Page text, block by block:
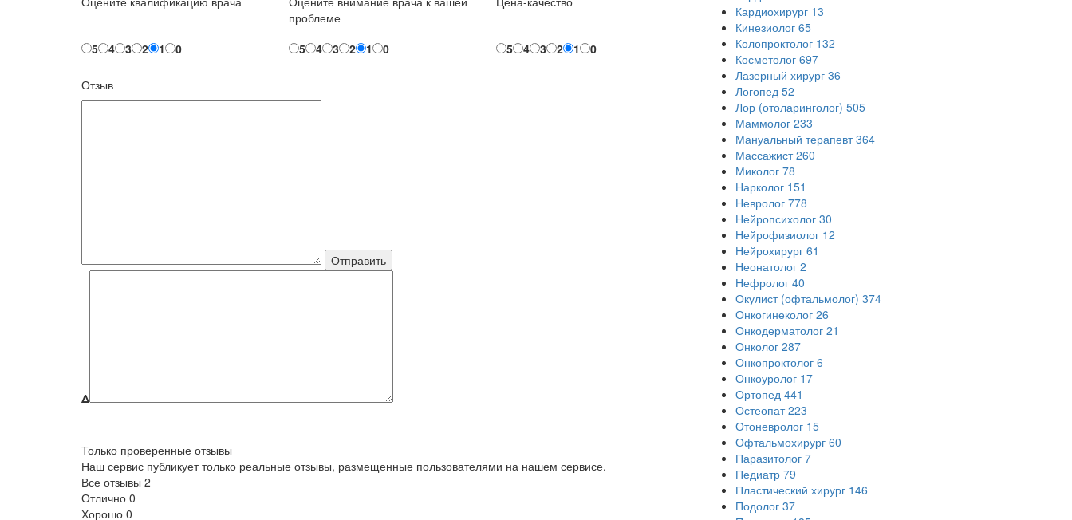
5 4 3 2 1 0
проблеме
5
4 3 2 1 0 5 4 3 2 1 0
Отзыв
Δ
Только проверенные отзывы
Наш сервис публикует только реальные отзывы, размещенные пользователями на нашем сервисе.
Все отзывы 2
Отлично 0
Хорошо 0
Кардиохирург 13
Кинезиолог 65
Колопроктолог 132
Косметолог 697
Лазерный хирург 36
Логопед 52
Лор (отоларинголог) 505
Маммолог 233
Мануальный терапевт 364
Массажист 260
Миколог 78
Нарколог 151
Невролог 778
Нейропсихолог 30
Нейрофизиолог 12
Нейрохирург 61
Неонатолог 2
Нефролог 40
Окулист (офтальмолог) 374
Онкогинеколог 26
Онкодерматолог 21
Онколог 287
Онкопроктолог 6
Онкоуролог 17
Ортопед 441
Остеопат 223
Отоневролог 15
Офтальмохирург 60
Паразитолог 7
Педиатр 79
Пластический хирург 146
Подолог 37